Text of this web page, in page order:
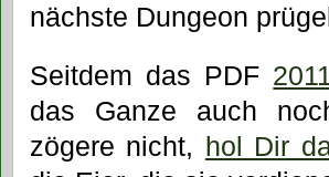
nächste Dungeon
Seitdem das PDF
das Ganze auch
zögere nicht, hol Dir